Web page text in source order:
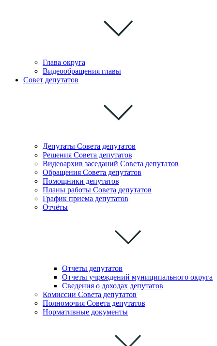
Глава округа
Видеообращения главы
Совет депутатов
Депутаты Совета депутатов
Решения Совета депутатов
Видеоархив заседаний Совета депутатов
Обращения Совета депутатов
Помощники депутатов
Планы работы Совета депутатов
График приема депутатов
Отчёты
Отчеты депутатов
Отчеты учреждений муниципального округа
Сведения о доходах депутатов
Комиссии Cовета депутатов
Полномочия Совета депутатов
Нормативные документы